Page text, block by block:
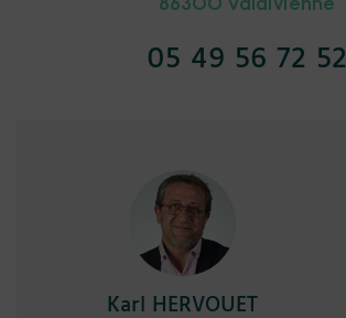
86300 Valdivienne
05 49 56 72 52
Karl HERVOUET